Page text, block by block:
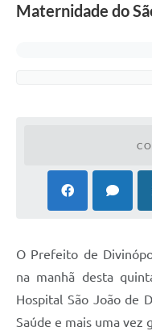
Maternidade do
O Prefeito de
na manhã desta
Hospital São João de
Saúde e mais uma vez